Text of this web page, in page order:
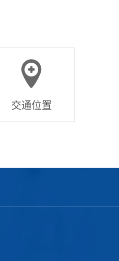
交通位置